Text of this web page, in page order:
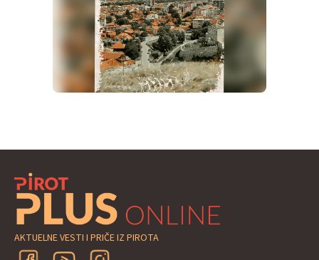
AKTUELNE VESTI I PRIČE IZ PIROTA